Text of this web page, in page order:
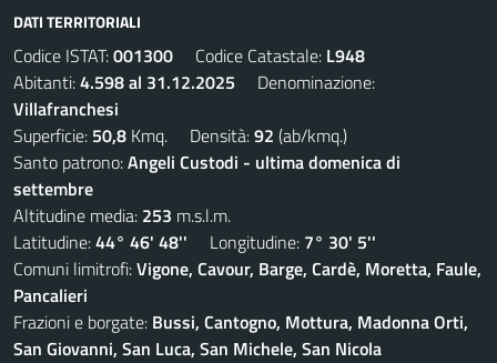
DATI TERRITORIALI
Codice ISTAT:001300 Codice Catastale: L948
Abitanti:4.598 al 31.12.2025 Denominazione:
Villafranchesi
Superficie: 50,8 Kmq. Densità:92 (ab/kmq.)
Santo patrono:Angeli Custodi - ultima domenica di
settembre
Altitudine media: 253 m.s.l.m.
Latitudine:44° 46' 48'' Longitudine: 7° 30' 5''
Comuni limitrofi:Vigone, Cavour, Barge, Cardè, Moretta, Faule,
Pancalieri
Frazioni e borgate: Bussi, Cantogno, Mottura, Madonna Orti,
San Giovanni, San Luca, San Michele, San Nicola